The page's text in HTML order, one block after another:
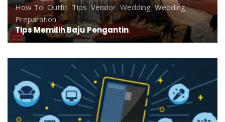
How To, Outfit, Tips Vendor,Wedding,Wedding
Preparation
Tips Memilih Baju Pengantin